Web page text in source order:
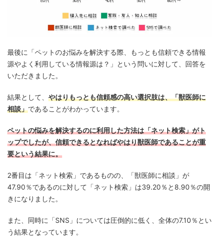
最後に「ペットのお悩みを解決する際、もっとも信頼できる情報
源やよく利用している情報源は？」という問いに対して、回答を
いただきました。
結果として、 やはりもっとも信頼感の高い選択肢は、「獣医師に
相談」であることがわかっています。
ペットの悩みを解決するのに利用した方法は「ネット検索」がト
ップでしたが、信頼できるとなればやはり獣医師であることが重
要という結果に。
2番目は「ネット検索」であるものの、「獣医師に相談」が
47.90％であるのに対して「ネット検索」は39.20％と8.90％の開
きになりました。
また、同時に「SNS」については圧倒的に低く、全体の7.10％とい
う結果となっています。